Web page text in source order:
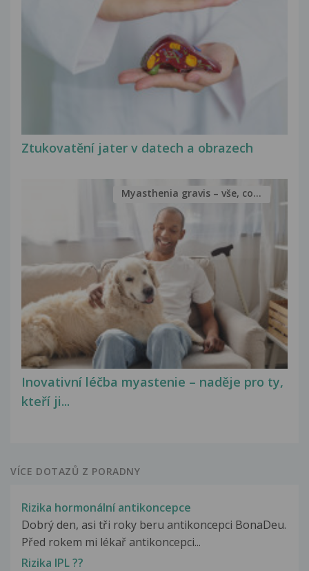
Ztukovatění jater v datech a obrazech
Inovativní léčba myastenie – naděje pro ty,
kteří ji...
Myasthenia gravis – vše, co...
VÍCE DOTAZŮ Z PORADNY
Rizika hormonální antikoncepce
Dobrý den, asi tři roky beru antikoncepci BonaDeu.
Před rokem mi lékař antikoncepci...
Rizika IPL ??